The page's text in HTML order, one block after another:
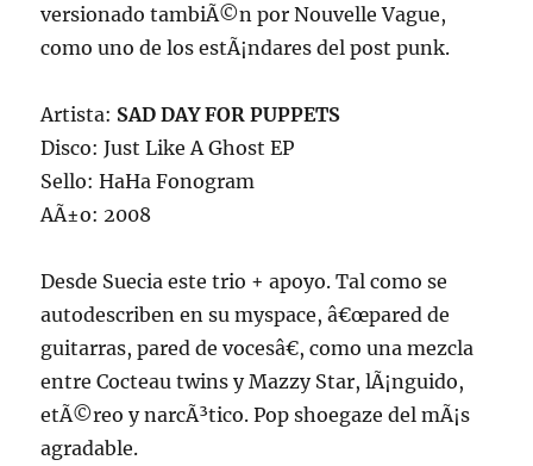
versionado tambiÃ©n por Nouvelle Vague,
como uno de los estÃ¡ndares del post punk.
Artista: SAD DAY FOR PUPPETS
Disco: Just Like A Ghost EP
Sello: HaHa Fonogram
AÃ±o: 2008
Desde Suecia este trio + apoyo. Tal como se
autodescriben en su myspace, â€œpared de
guitarras, pared de vocesâ€, como una mezcla
entre Cocteau twins y Mazzy Star, lÃ¡nguido,
etÃ©reo y narcÃ³tico. Pop shoegaze del mÃ¡s
agradable.